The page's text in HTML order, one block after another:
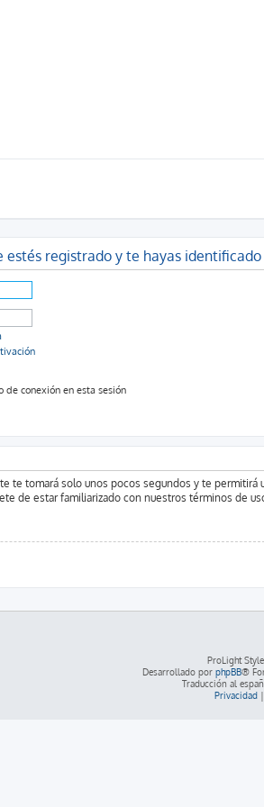
registrado y te hayas
de conexión en esta sesión
te tomará solo unos pocos segundos y te
de estar familiarizado con nuestros términos de
ProLight
Desarrollado por phpBB®
Traducción al
Privacidad|